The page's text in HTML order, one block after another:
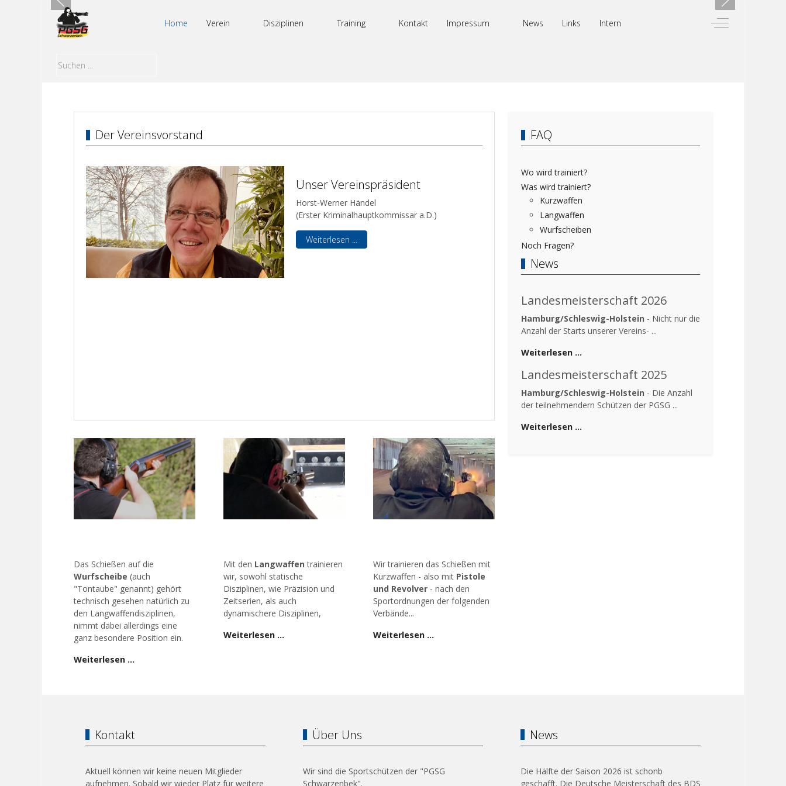
Home Verein Disziplinen Training Kontakt Impressum News Links Intern Off-Canvas
Der Vereinsvorstand
Unser Vereinspräsident
Horst-Werner Händel
(Erster Kriminalhauptkommissar a.D.)
Weiterlesen ...
Das Schießen auf die
Wurfscheibe (auch
"Tontaube" genannt) gehört
technisch gesehen natürlich zu
den Langwaffendisziplinen,
nimmt dabei allerdings eine
ganz besondere Position ein.
Weiterlesen …
Mit den Langwaffen trainieren
wir, sowohl statische
Disziplinen, wie Präzision und
Zeitserien, als auch
dynamischere Disziplinen,
Weiterlesen …
Wir trainieren das Schießen mit
Kurzwaffen - also mit Pistole
und Revolver - nach den
Sportordnungen der folgenden
Verbände...
Weiterlesen …
FAQ
Wo wird trainiert?
Was wird trainiert?
Kurzwaffen
Langwaffen
Wurfscheiben
Noch Fragen?
News
Landesmeisterschaft 2026
Hamburg/Schleswig-Holstein - Nicht nur die
Anzahl der Starts unserer Vereins- ...
Weiterlesen …
Landesmeisterschaft 2025
Hamburg/Schleswig-Holstein - Die Anzahl
der teilnehmendern Schützen der PGSG ...
Weiterlesen …
Kontakt
Aktuell können wir keine neuen Mitglieder
aufnehmen. Sobald wir wieder Platz für weitere
Über Uns
Wir sind die Sportschützen der "PGSG
Schwarzenbek".
News
Die Hälfte der Saison 2026 ist schonb
geschafft. Die Deutsche Meisterschaft des BDS